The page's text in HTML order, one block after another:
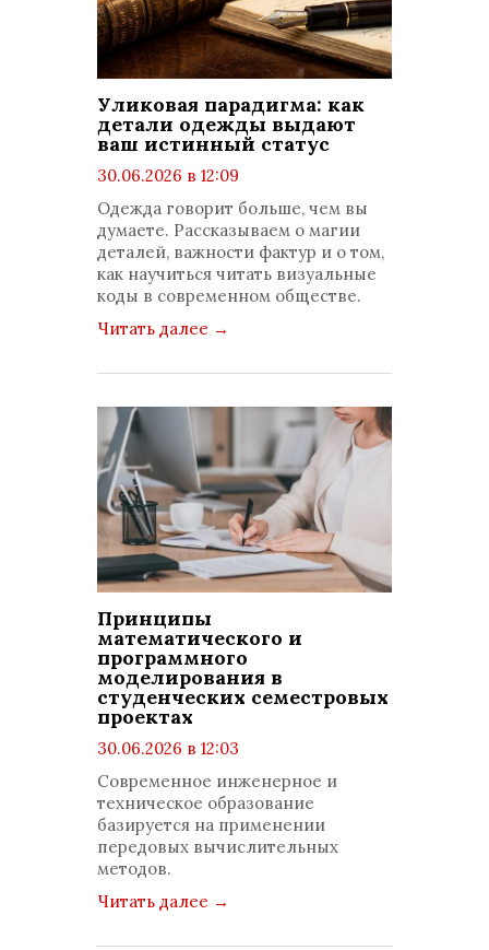
Уликовая парадигма: как
детали одежды выдают
ваш истинный статус
30.06.2026 в 12:09
просмотров: 235
комментариев: 0
Одежда говорит больше, чем вы
думаете. Рассказываем о магии
деталей, важности фактур и о том,
как научиться читать визуальные
коды в современном обществе.
Читать далее →
Принципы
математического и
программного
моделирования в
студенческих семестровых
проектах
30.06.2026 в 12:03
комментариев: 0
Современное инженерное и
техническое образование
базируется на применении
передовых вычислительных
методов.
Читать далее →